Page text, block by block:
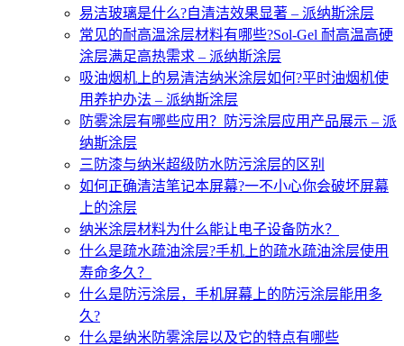
易洁玻璃是什么?自清洁效果显著 – 派纳斯涂层
常见的耐高温涂层材料有哪些?Sol-Gel 耐高温高硬
涂层满足高热需求 – 派纳斯涂层
吸油烟机上的易清洁纳米涂层如何?平时油烟机使
用养护办法 – 派纳斯涂层
防雾涂层有哪些应用？防污涂层应用产品展示 – 派
纳斯涂层
三防漆与纳米超级防水防污涂层的区别
如何正确清洁笔记本屏幕?一不小心你会破坏屏幕
上的涂层
纳米涂层材料为什么能让电子设备防水？
什么是疏水疏油涂层?手机上的疏水疏油涂层使用
寿命多久？
什么是防污涂层，手机屏幕上的防污涂层能用多
久?
什么是纳米防雾涂层以及它的特点有哪些